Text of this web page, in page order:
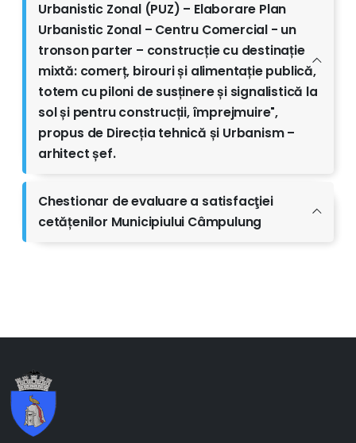
Urbanistic Zonal (PUZ) – Elaborare Plan
Urbanistic Zonal – Centru Comercial - un
tronson parter – construcție cu destinație
mixtă: comerț, birouri și alimentație publică,
totem cu piloni de susținere și signalistică la
sol și pentru construcții, împrejmuire",
propus de Direcția tehnică și Urbanism –
arhitect șef.
Chestionar de evaluare a satisfacţiei
cetățenilor Municipiului Câmpulung